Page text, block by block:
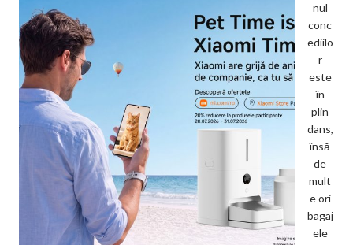
nul
conc
ediilo
r
este
în
plin
dans,
însă
de
mult
e ori
bagaj
ele